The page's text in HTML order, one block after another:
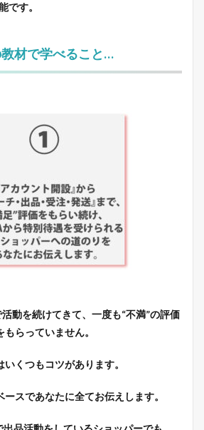
です。
教材で学べること…
動を続けてきて、一度も“不満”の評価
もらっていません。
いくつもコツがあります。
スであなたに全てお伝えします。